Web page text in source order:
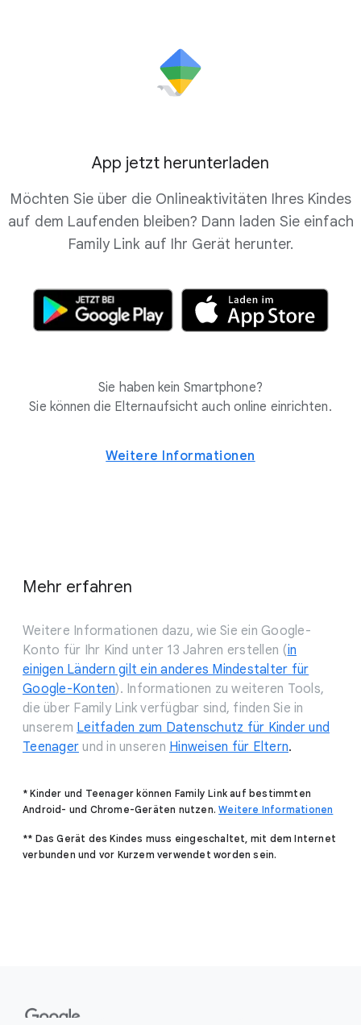
App jetzt herunterladen
Möchten Sie über die Onlineaktivitäten Ihres Kindes
auf dem Laufenden bleiben? Dann laden Sie einfach
Family Link auf Ihr Gerät herunter.
Sie haben kein Smartphone?
Sie können die Elternaufsicht auch online einrichten.
Weitere Informationen
Mehr erfahren
Weitere Informationen dazu, wie Sie ein Google-
Konto für Ihr Kind unter 13 Jahren erstellen (in
einigen Ländern gilt ein anderes Mindestalter für
Google-Konten). Informationen zu weiteren Tools,
die über Family Link verfügbar sind, finden Sie in
unserem Leitfaden zum Datenschutz für Kinder und
Teenager und in unseren Hinweisen für Eltern.
* Kinder und Teenager können Family Link auf bestimmten
Android- und Chrome-Geräten nutzen.Weitere Informationen
** Das Gerät des Kindes muss eingeschaltet, mit dem Internet
verbunden und vor Kurzem verwendet worden sein.